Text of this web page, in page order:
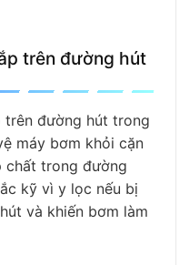
trên đường hút
đường hút trong
máy bơm khỏi cặn
chất trong đường
kỹ vì y lọc nếu bị
và khiến bơm làm